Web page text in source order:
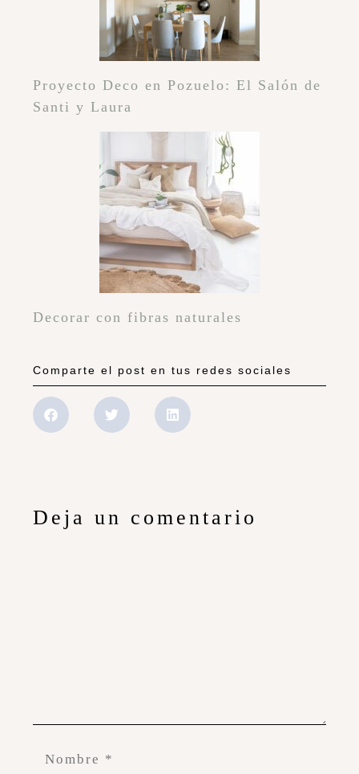
Proyecto Deco en Pozuelo: El Salón de
Santi y Laura
Decorar con fibras naturales
Comparte el post en tus redes sociales
Deja un comentario